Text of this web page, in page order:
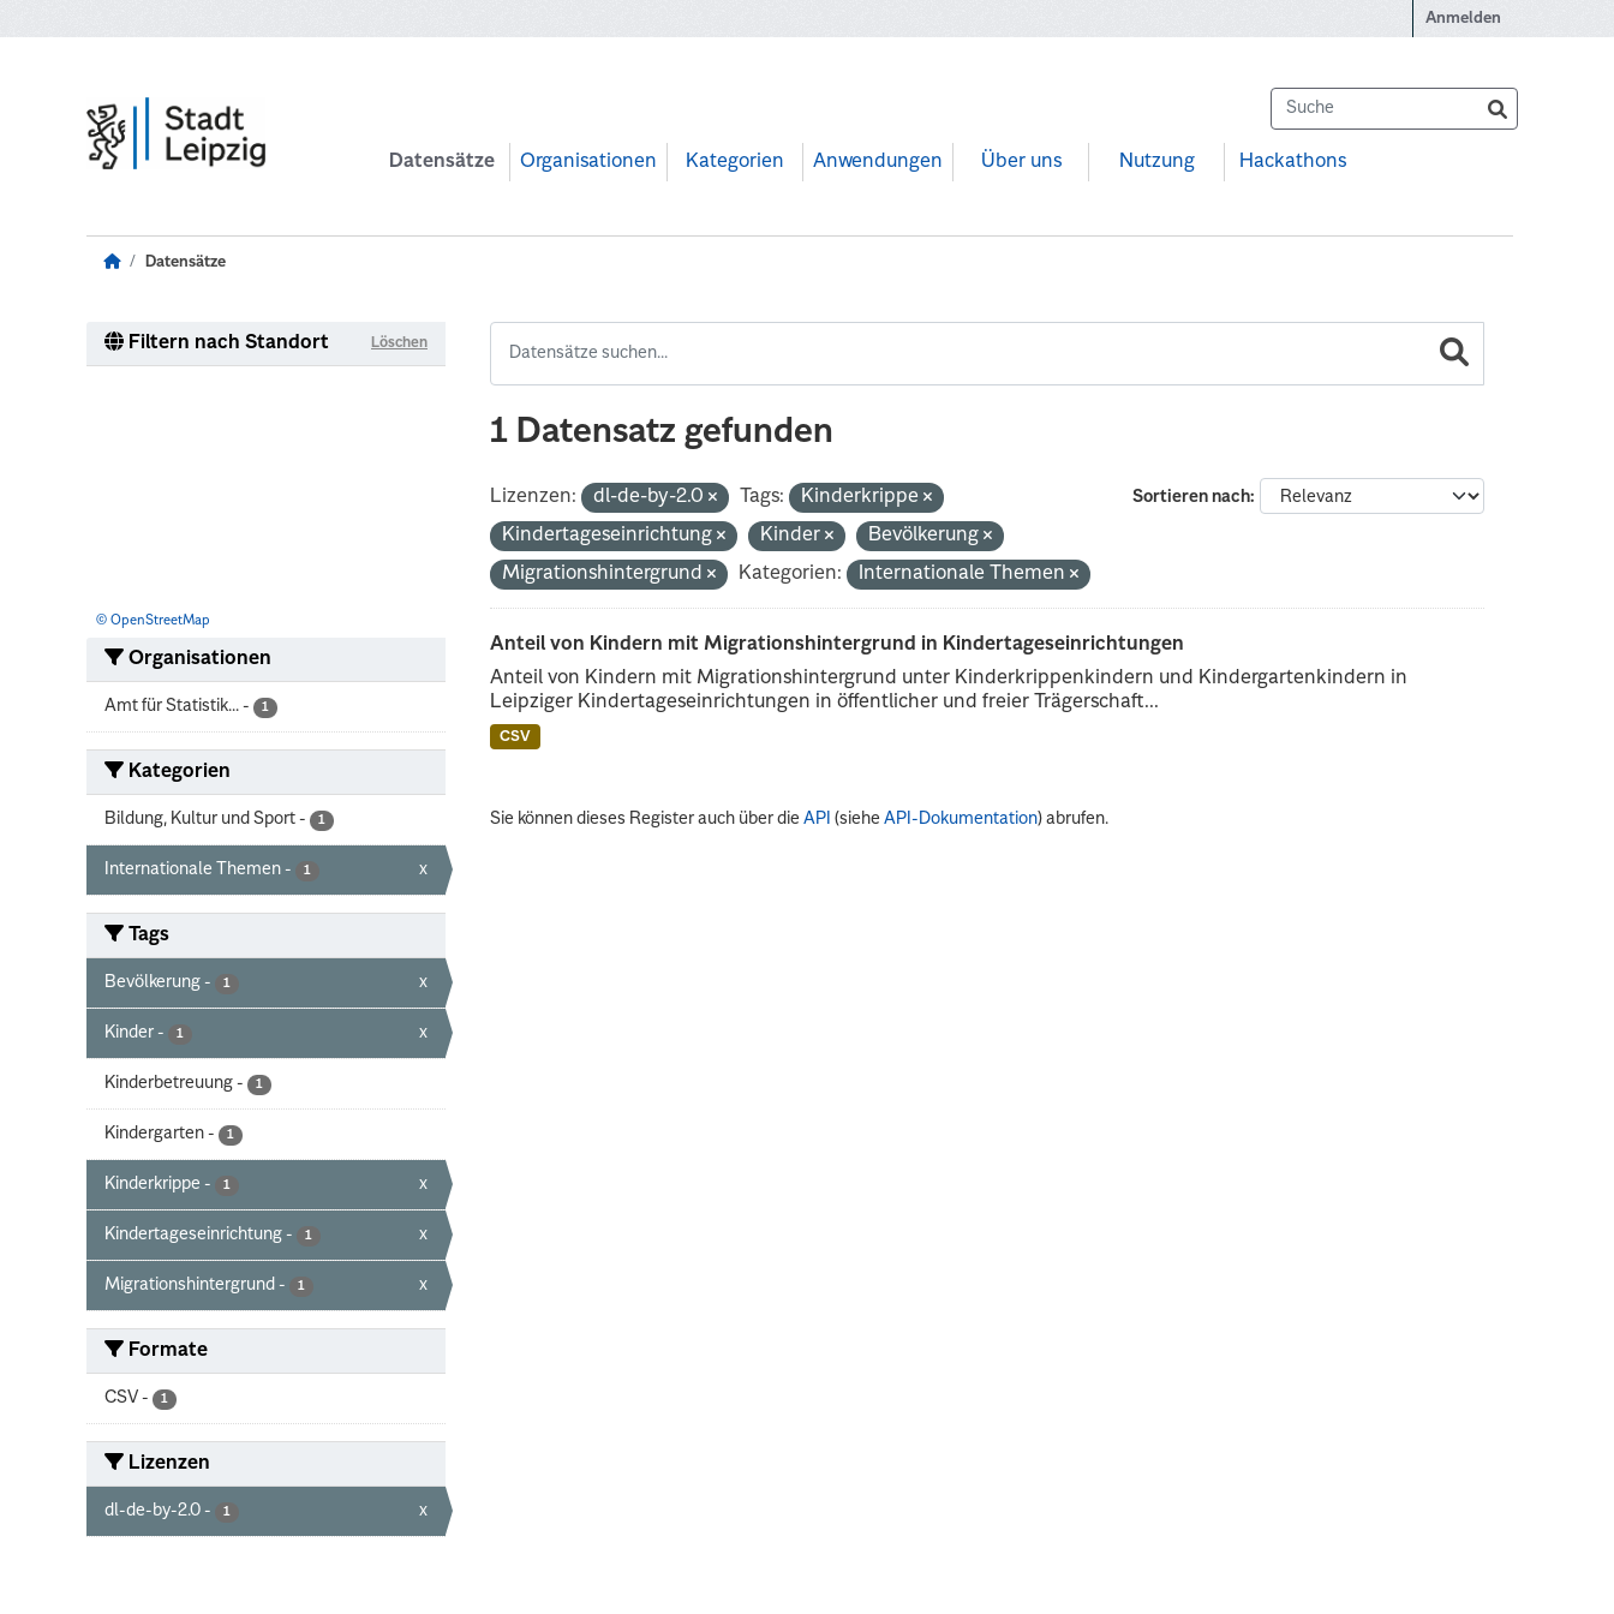
Anmelden
Datensätze Organisationen Kategorien Anwendungen Über uns Nutzung Hackathons
Datensätze
Filtern nach Standort Löschen
© OpenStreetMap
Organisationen
Amt für Statistik... - 1
Kategorien
Bildung, Kultur und Sport - 1
Internationale Themen - 1 x
Tags
Bevölkerung - 1 x
Kinder - 1 x
Kinderbetreuung - 1
Kindergarten - 1
Kinderkrippe - 1 x
Kindertageseinrichtung - 1 x
Migrationshintergrund - 1 x
Formate
CSV - 1
Lizenzen
dl-de-by-2.0 - 1 x
1 Datensatz gefunden
Sortieren nach
Lizenzen: dl-de-by-2.0 Tags:
Kinderkrippe
Kindertageseinrichtung
Kinder
Bevölkerung
Migrationshintergrund
Kategorien: Internationale Themen
Anteil von Kindern mit Migrationshintergrund in Kindertageseinrichtungen
Anteil von Kindern mit Migrationshintergrund unter Kinderkrippenkindern und Kindergartenkindern in
Leipziger Kindertageseinrichtungen in öffentlicher und freier Trägerschaft...
CSV
Sie können dieses Register auch über dieAPI (sieheAPI-Dokumentation) abrufen.